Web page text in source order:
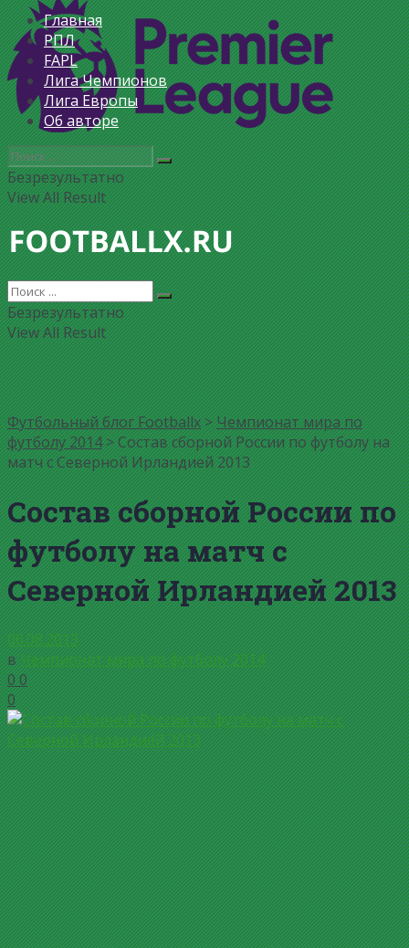
Главная
РПЛ
FAPL
Лига Чемпионов
Лига Европы
Об авторе
Безрезультатно
View All Result
Безрезультатно
View All Result
Футбольный блог Footballx>Чемпионат мира по
футболу 2014> Состав сборной России по футболу на
матч с Северной Ирландией 2013
Состав сборной России по
футболу на матч с
Северной Ирландией 2013
06.08.2013
вЧемпионат мира по футболу 2014
00
0